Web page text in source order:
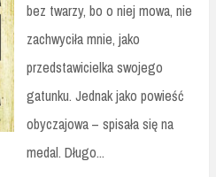
bez twarzy, bo o niej mowa, nie
zachwyciła mnie, jako
przedstawicielka swojego
gatunku. Jednak jako powieść
obyczajowa – spisała się na
medal. Długo...